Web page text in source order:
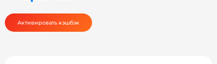
Активировать кэшбэк